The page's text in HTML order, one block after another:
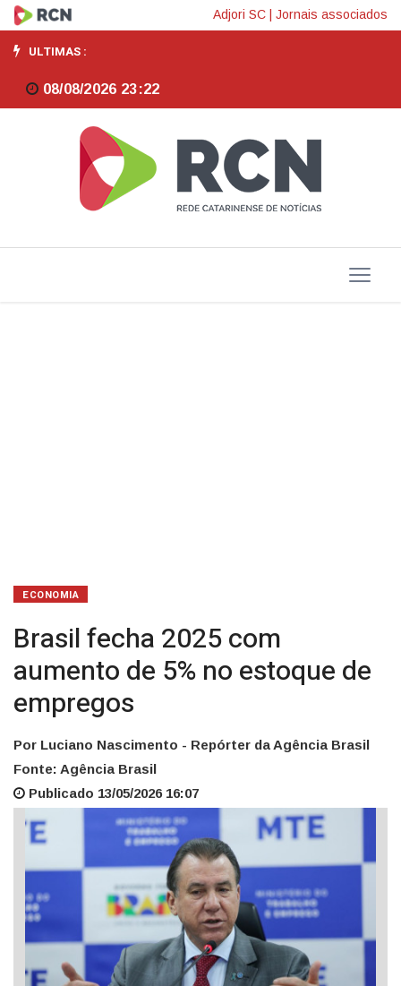
Brasil
fecha
2025
aumento
5%
Adjori SC Jornais associados
ULTIMAS :
08/08/2026 23:22
ECONOMIA
Brasil fecha 2025 com
aumento de 5% no estoque de
empregos
Por Luciano Nascimento - Repórter da Agência Brasil
Fonte: Agência Brasil
Publicado 13/05/2026 16:07